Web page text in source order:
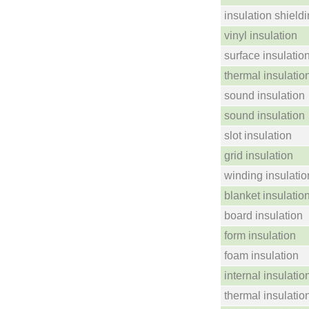
insulation
vinyl insulation
surface insulation
thermal
sound insulation
sound insulation
slot insulation
grid insulation
winding
blanket insulation
board insulation
form insulation
foam insulation
internal
thermal